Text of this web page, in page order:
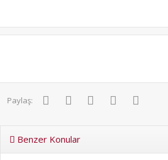
Paylaş: FacebookTwitter PinterestWhatsApp
Benzer Konular